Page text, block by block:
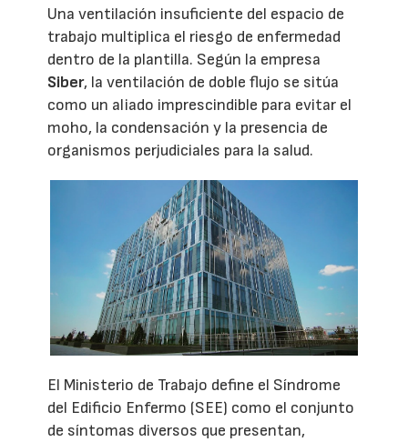
Una ventilación insuficiente del espacio de
trabajo multiplica el riesgo de enfermedad
dentro de la plantilla. Según la empresa
Siber, la ventilación de doble flujo se sitúa
como un aliado imprescindible para evitar el
moho, la condensación y la presencia de
organismos perjudiciales para la salud.
El Ministerio de Trabajo define el Síndrome
del Edificio Enfermo (SEE) como el conjunto
de síntomas diversos que presentan,